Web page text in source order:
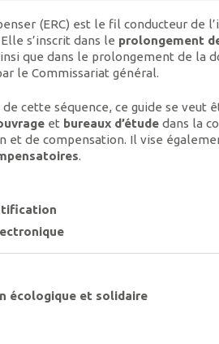
(ERC) est le fil conducteur de
s’inscrit dans le prolongement
que dans le prolongement de la
le Commissariat général.
cette séquence, ce guide se veut
et bureaux d’étude dans la
et de compensation. Il vise
.
écologique et solidaire